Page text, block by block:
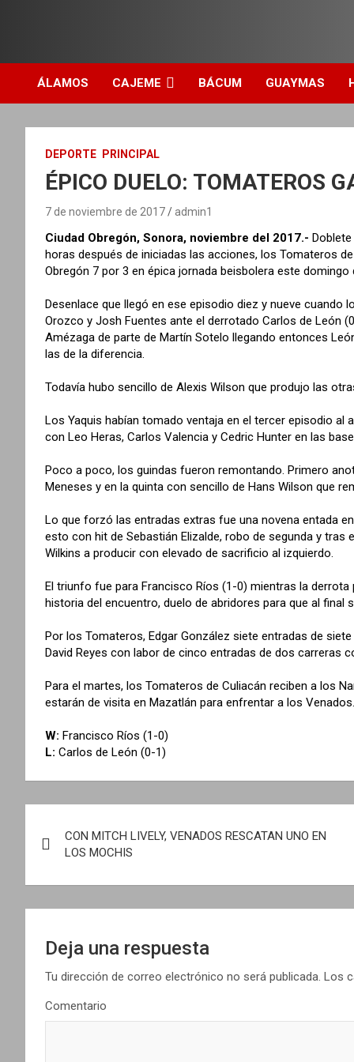
ÁLAMOS CAJEME BÁCUM GUAYMAS
DEPORTE PRINCIPAL
ÉPICO DUELO: TOMATEROS
7 de noviembre de 2017 admin1
Ciudad Obregón, Sonora, noviembre del 2017.-
horas después de iniciadas las acciones, los Tomateros
Obregón 7 por 3 en épica jornada beisbolera este
Desenlace que llegó en ese episodio diez y nueve cuando
Orozco y Josh Fuentes ante el derrotado Carlos de León
Amézaga de parte de Martín Sotelo llegando entonces
las de la diferencia.
Todavía hubo sencillo de Alexis Wilson que produjo las
Los Yaquis habían tomado ventaja en el tercer episodio
con Leo Heras, Carlos Valencia y Cedric Hunter en las
Poco a poco, los guindas fueron remontando. Primero
Meneses y en la quinta con sencillo de Hans Wilson que
Lo que forzó las entradas extras fue una novena entada
esto con hit de Sebastián Elizalde, robo de segunda y tras
Wilkins a producir con elevado de sacrificio al izquierdo.
El triunfo fue para Francisco Ríos (1-0) mientras la derrota
historia del encuentro, duelo de abridores para que al final
Por los Tomateros, Edgar González siete entradas de
David Reyes con labor de cinco entradas de dos carreras
Para el martes, los Tomateros de Culiacán reciben a los
estarán de visita en Mazatlán para enfrentar a los Venados.
W: Francisco Ríos (1-0)
L: Carlos de León (0-1)
v
e
CON MITCH LIVELY, VENADOS RESCATAN UNO EN
LOS MOCHIS
Deja una respuesta
Tu dirección de correo electrónico no será publicada. Los
Comentario